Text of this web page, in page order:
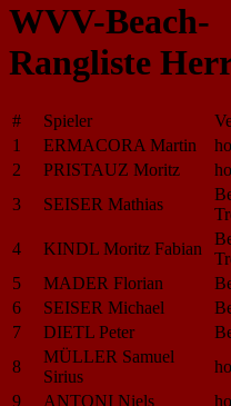
WVV-Beach-
Rangliste
# Spieler
1
ERMACORA Martin
2
PRISTAUZ Moritz
3
SEISER Mathias
4 KINDL Moritz Fabian
5
MADER Florian
6
SEISER Michael
7
DIETL Peter
8
MÜLLER Samuel
Sirius
9
ANTONI Niels